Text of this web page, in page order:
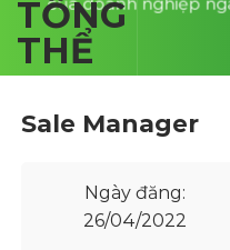
Sale Manager
Ngày đăng:
26/04/2022